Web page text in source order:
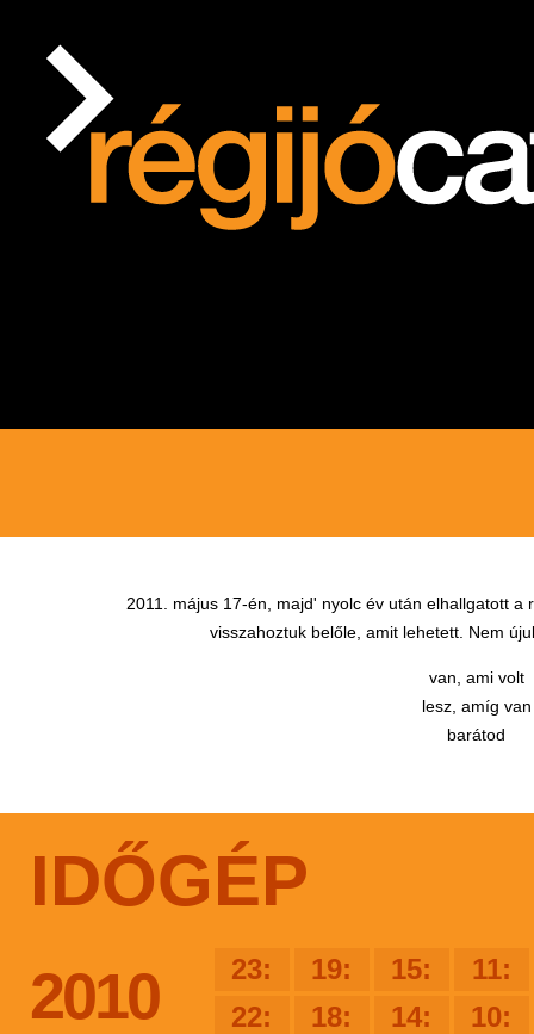
2011. május 17-én, majd' nyolc év után elhallgatott
visszahoztuk belőle, amit lehetett. Nem
van, ami volt
lesz, amíg van
barátod
IDŐGÉP
2010
23: 19: 15:
11:
22:
18: 14:
10: